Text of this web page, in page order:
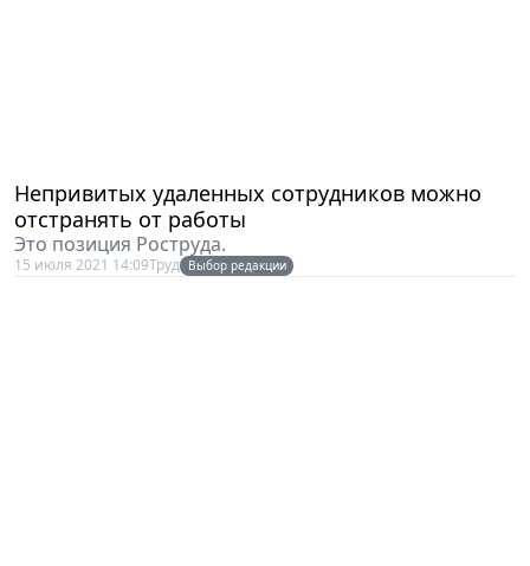
Непривитых удаленных сотрудников можно
отстранять от работы
Это позиция Роструда.
15 июля 2021 14:09Труд Выбор редакции